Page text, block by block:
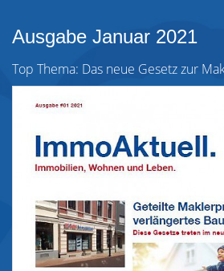
Ausgabe Januar 2021
Top Thema: Das neue Gesetz zur